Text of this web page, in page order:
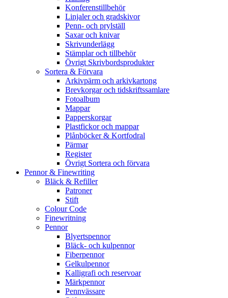
Konferenstillbehör
Linjaler och gradskivor
Penn- och prylställ
Saxar och knivar
Skrivunderlägg
Stämplar och tillbehör
Övrigt Skrivbordsprodukter
Sortera & Förvara
Arkivpärm och arkivkartong
Brevkorgar och tidskriftssamlare
Fotoalbum
Mappar
Papperskorgar
Plastfickor och mappar
Plånböcker & Kortfodral
Pärmar
Register
Övrigt Sortera och förvara
Pennor & Finewriting
Bläck & Refiller
Patroner
Stift
Colour Code
Finewritning
Pennor
Blyertspennor
Bläck- och kulpennor
Fiberpennor
Gelkulpennor
Kalligrafi och reservoar
Märkpennor
Pennvässare